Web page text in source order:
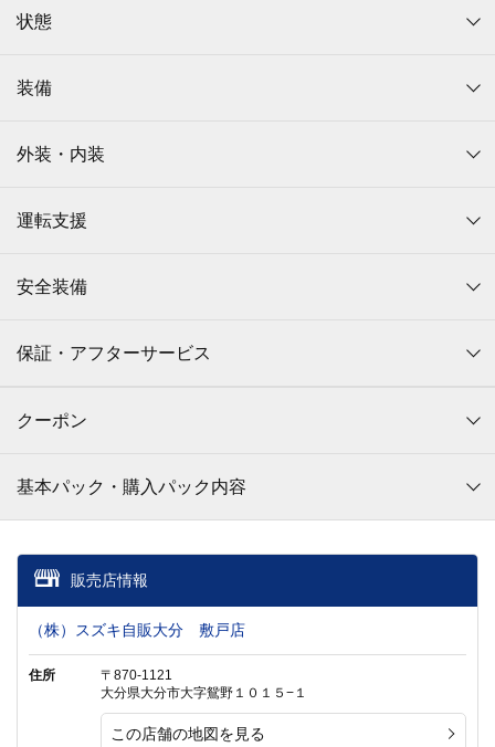
状態
装備
外装・内装
運転支援
安全装備
保証・アフターサービス
クーポン
基本パック・購入パック内容
販売店情報
（株）スズキ自販大分 敷戸店
住所
〒870-1121
大分県大分市大字鴛野１０１５−１
この店舗の地図を見る